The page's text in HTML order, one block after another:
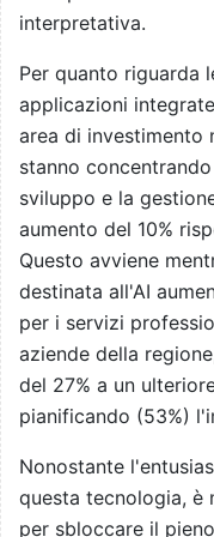
interpretativa.
Per quanto riguarda
applicazioni
area di investimento
stanno
sviluppo e la
aumento del 10%
Questo avviene
destinata all'AI
per i servizi
aziende della
del 27% a un
pianificando (53%)
Nonostante
questa tecnologia, è
per sbloccare il